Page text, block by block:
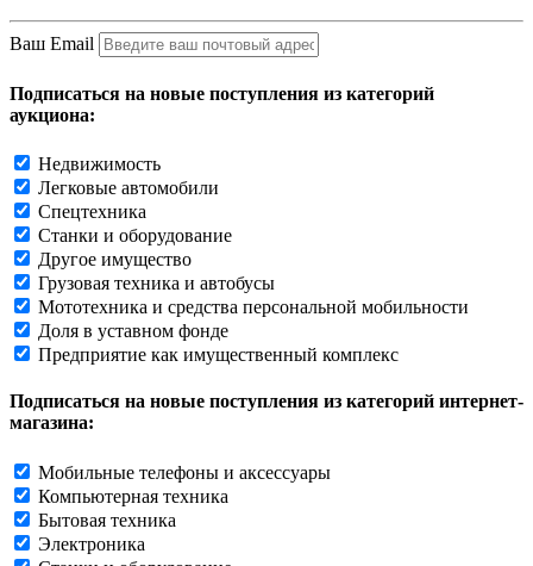
Ваш Email
Подписаться на новые поступления из категорий
аукциона:
Недвижимость
Легковые автомобили
Спецтехника
Станки и оборудование
Другое имущество
Грузовая техника и автобусы
Мототехника и средства персональной мобильности
Доля в уставном фонде
Предприятие как имущественный комплекс
Подписаться на новые поступления из категорий интернет-
магазина:
Мобильные телефоны и аксессуары
Компьютерная техника
Бытовая техника
Электроника